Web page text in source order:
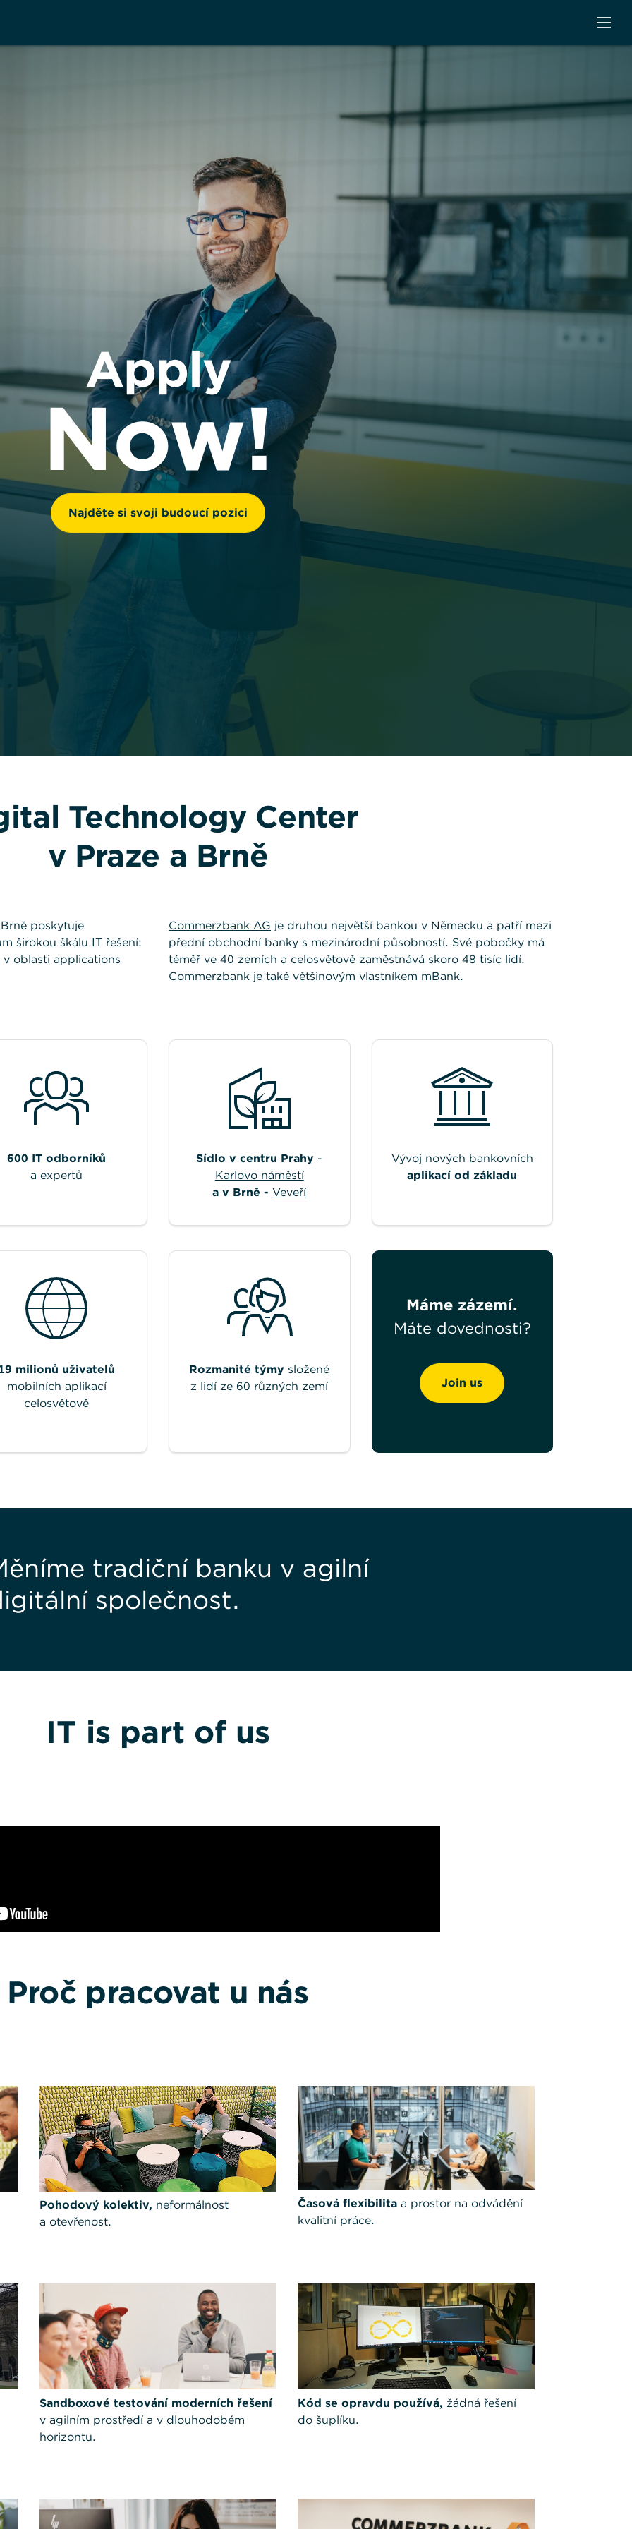
Open
Apply
Now!
Najděte si svoji budoucí pozici
Technology Center
v Praze a Brně
poskytuje
širokou škálu IT řešení:
oblasti applications
Commerzbank AG je druhou největší bankou v Německu a patří mezi
přední obchodní banky s mezinárodní působností. Své pobočky má
téměř ve 40 zemích a celosvětově zaměstnává skoro 48 tisíc lidí.
Commerzbank je také většinovým vlastníkem mBank.
600 IT odborníků
a expertů
Sídlo v centru Prahy -
Karlovo náměstí
a v Brně -Veveří
Vývoj nových bankovních
aplikací od základu
milionů uživatelů
mobilních aplikací
celosvětově
Rozmanité týmy složené
z lidí ze 60 různých zemí
Máme zázemí.
Máte dovednosti?
Join us
tradiční banku v agilní
společnost.
IT is part of us
Proč pracovat u nás
Pohodový kolektiv, neformálnost
a otevřenost.
Časová flexibilita a prostor na odvádění
kvalitní práce.
Sandboxové testování moderních řešení
v agilním prostředí a v dlouhodobém
horizontu.
Kód se opravdu používá, žádná řešení
do šuplíku.